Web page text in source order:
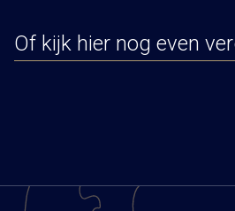
Of kijk hier nog even